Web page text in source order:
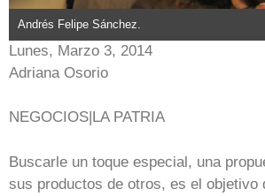
Andrés Felipe Sánchez.
Lunes, Marzo 3, 2014
Adriana Osorio
NEGOCIOS|LA PATRIA
Buscarle un toque especial, una
sus productos de otros, es el objetivo